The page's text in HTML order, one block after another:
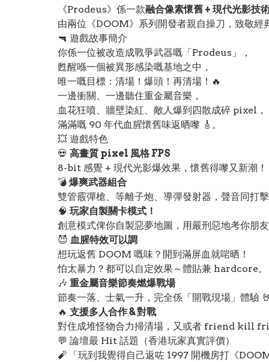
《Prodeus》係一款融合像素懷舊 + 現代光影技
由兩位《DOOM》系列開發者親自操刀，致敬經
🔫 遊戲故事簡介
你係一位被改造成戰爭武器嘅「Prodeus」，
甦醒喺一個被異形感染嘅基地之中，
唯一嘅目標：清場！爆頭！再清場！🔥
一邊衝關、一邊聽住重金屬音樂，
血花狂噴、牆壁染紅、敵人爆到四散成碎 pixel，
滿滿嘅 90 年代血腥懷舊味返晒嚟 🎸。
💥 遊戲特色
💀 高畫質 pixel 風格 FPS
8-bit 感覺 + 現代光影爆效果，懷舊得嚟又新潮！
💣 爆爽武器組合
雙管霰彈槍、等離子炮、導彈發射器，聲音同打
🧠 玩家自製關卡模式！
創意模式俾你自製惡夢地圖，用嚴刑惡地考你朋
😈 血腥特效可以調
想玩返舊 DOOM 嘅味？開到滿屏血就啱晒！
怕太暴力？都可以自定效果～體貼兼 hardcore。
🎶 重金屬音樂節奏燃爆戰場
節奏一落、士氣一升，完全係「開戰現場」體驗
🔥 支援多人合作 & 對戰
對住成堆怪物合力掃清場，又或者 friend kill
💬 論壇最 Hit 話題（香港玩家真實評價）
🧨 「玩到我覺得自己返咗 1997 開機房打《